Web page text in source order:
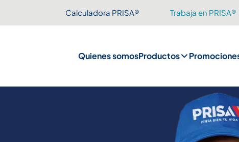
Calculadora PRISA® Trabaja en PRISA®
Quienes somosProductos